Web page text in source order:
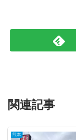
関連記事
熊本